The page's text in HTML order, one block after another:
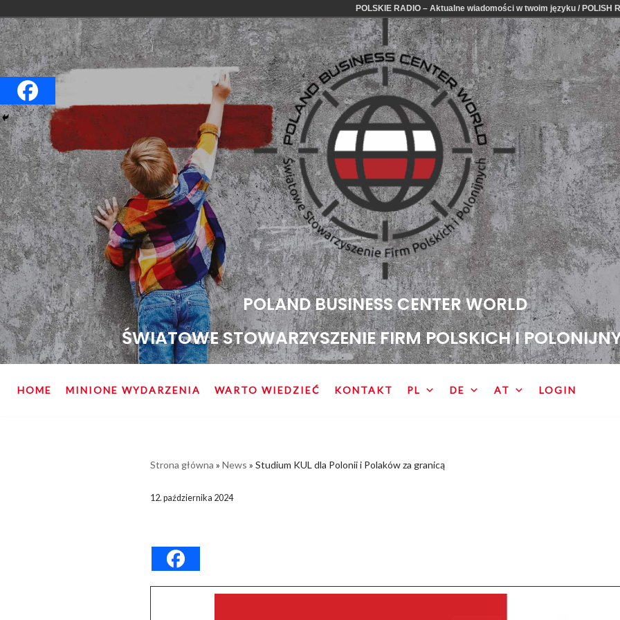
Przejdź
do
treści
POLAND BUSINESS CENTER WORLD
ŚWIATOWE STOWARZYSZENIE FIRM POLSKICH I
HOME MINIONE WYDARZENIA WARTO WIEDZIEĆ KONTAKT PL DE AT LOGIN
Strona główna » News » Studium KUL dla Polonii i Polaków za granicą
12. października 2024
POLSKIE RADIO – Aktualne wiadomości w twoim języku / POLISH